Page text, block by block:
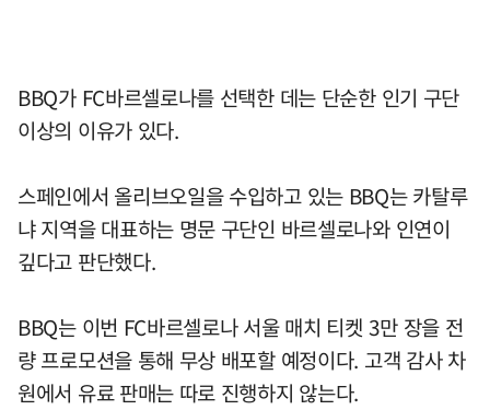
BBQ가 FC바르셀로나를 선택한 데는 단순한 인기 구단
이상의 이유가 있다.
스페인에서 올리브오일을 수입하고 있는 BBQ는 카탈루
냐 지역을 대표하는 명문 구단인 바르셀로나와 인연이
깊다고 판단했다.
BBQ는 이번 FC바르셀로나 서울 매치 티켓 3만 장을 전
량 프로모션을 통해 무상 배포할 예정이다. 고객 감사 차
원에서 유료 판매는 따로 진행하지 않는다.